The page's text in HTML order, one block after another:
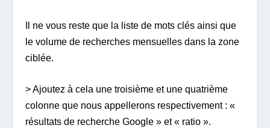
Il ne vous reste que la liste de mots clés ainsi que
le volume de recherches mensuelles dans la zone
ciblée.
> Ajoutez à cela une troisième et une quatrième
colonne que nous appellerons respectivement : «
résultats de recherche Google » et « ratio ».